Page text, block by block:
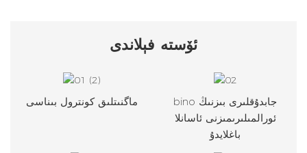
ئۆستە فېلاندى
ماگنىتلىق كونترول بىناسى
bino جابدۇقلىرى بىزنىڭ
ئورالمىلىرىمىزنى ئاسانلا
باغلايدۇ